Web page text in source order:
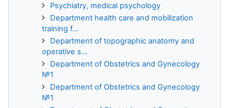
Psychiatry, medical psychology
Department health care and mobilization
training f...
Department of topographic anatomy and
operative s...
Department of Obstetrics and Gynecology
№1
Department of Obstetrics and Gynecology
№1